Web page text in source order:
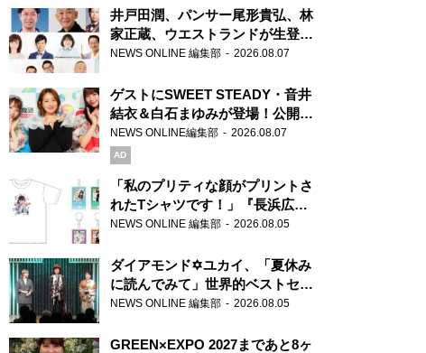
井戸田潤、パンサー尾形貴弘、林
家正蔵、ウエストランドが生登
場！『ラジオビバリー昼ズ』
NEWS ONLINE 編集部 2026.08.07
ゲストにSWEET STEADY・音井
結衣＆白石まゆみが登場！公開収
録で素顔全開！
NEWS ONLINE編集部 2026.08.07
AD
「私のプリティな顔がプリントさ
れたTシャツです！」『長浜広奈
天下無双』初の番組グッズ発売
NEWS ONLINE 編集部 2026.08.05
ダイアモンド✡ユカイ、「夏休み
に読んでみて」世界的ベストセラ
ー『アナスタシア』を紹介
NEWS ONLINE 編集部 2026.08.05
GREEN×EXPO 2027まであと8ヶ